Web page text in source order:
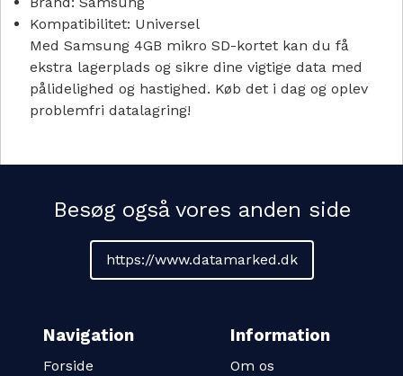
Kompatibilitet: Universel
Med Samsung 4GB mikro SD-kortet kan du få
ekstra lagerplads og sikre dine vigtige data med
pålidelighed og hastighed. Køb det i dag og oplev
problemfri datalagring!
Besøg også vores anden side
https://www.datamarked.dk
Navigation
Forside
Information
Om os